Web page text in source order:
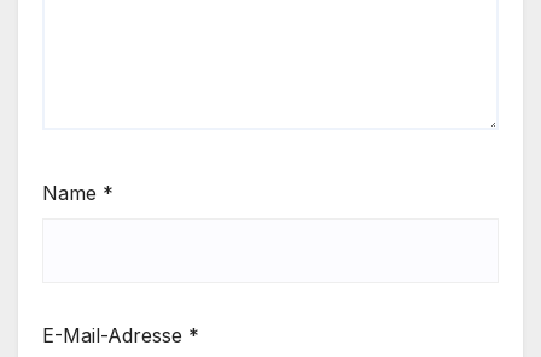
Name *
E-Mail-Adresse *